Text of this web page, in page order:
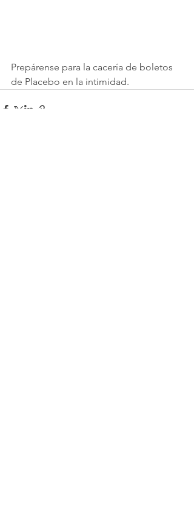
Prepárense para la cacería de boletos
de Placebo en la intimidad.